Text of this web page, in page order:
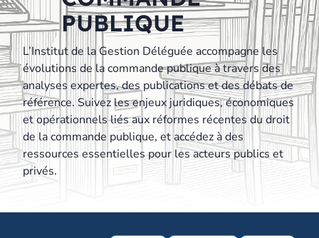
PUBLIQUE
L’Institut de la Gestion Déléguée accompagne les
évolutions de la commande publique à travers des
analyses expertes, des publications et des débats de
référence. Suivez les enjeux juridiques, économiques
et opérationnels liés aux réformes récentes du droit
de la commande publique, et accédez à des
ressources essentielles pour les acteurs publics et
privés.